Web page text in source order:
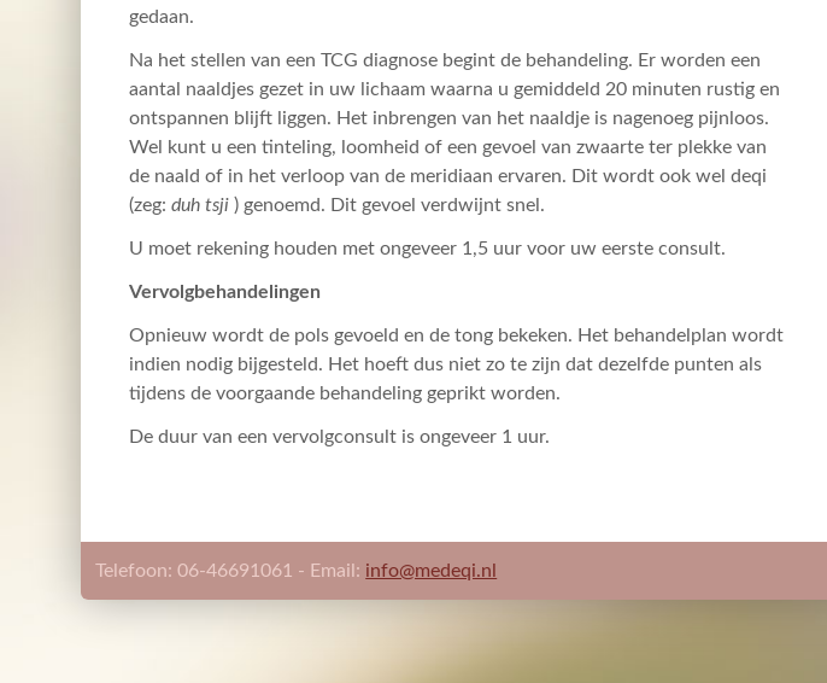
gedaan.
Na het stellen van een TCG diagnose begint de behandeling. Er worden een
aantal naaldjes gezet in uw lichaam waarna u gemiddeld 20 minuten rustig en
ontspannen blijft liggen. Het inbrengen van het naaldje is nagenoeg pijnloos.
Wel kunt u een tinteling, loomheid of een gevoel van zwaarte ter plekke van
de naald of in het verloop van de meridiaan ervaren. Dit wordt ook wel deqi
(zeg:duh tsji ) genoemd. Dit gevoel verdwijnt snel.
U moet rekening houden met ongeveer 1,5 uur voor uw eerste consult.
Vervolgbehandelingen
Opnieuw wordt de pols gevoeld en de tong bekeken. Het behandelplan wordt
indien nodig bijgesteld. Het hoeft dus niet zo te zijn dat dezelfde punten als
tijdens de voorgaande behandeling geprikt worden.
De duur van een vervolgconsult is ongeveer 1 uur.
Telefoon: 06-46691061 - Email: info@medeqi.nl